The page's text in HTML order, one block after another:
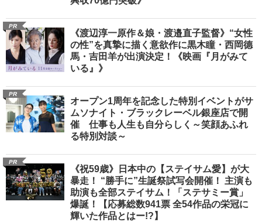
PR
《渡辺淳一原作＆娘・渡邉直子監督》“女性
の性”を真摯に描く意欲作に黒木瞳・西岡德
馬・吉田羊が出演決定！《映画『月がみて
いる』》
PR
オープン1周年を記念した特別イベントがサ
ムソナイト・ブラックレーベル銀座店で開
催 仕事も人生も自分らしく～笑顔あふれ
る特別対談～
PR
《祝59歳》日本中の【ステイサム愛】が大
暴走！ “勝手に”生誕祭試写会開催！ 主演も
助演も全部ステイサム！「ステサミー賞」
爆誕！【応募総数941票 全54作品の栄冠に
輝いた作品とはー!?】